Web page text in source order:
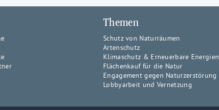
Themen
Schutz von Naturräumen
Artenschutz
Klimaschutz & Erneuerbare Energien
Flächenkauf für die Natur
Engagement gegen Naturzerstörung
Lobbyarbeit und Vernetzung